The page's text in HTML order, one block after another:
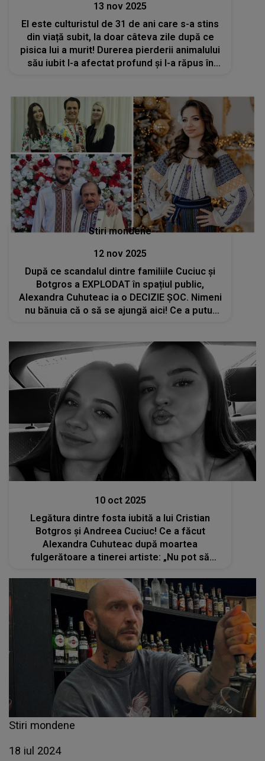
13 nov 2025
El este culturistul de 31 de ani care s-a stins
din viață subit, la doar câteva zile după ce
pisica lui a murit! Durerea pierderii animalului
său iubit l-a afectat profund și l-a răpus în
Stiri mondene
12 nov 2025
După ce scandalul dintre familiile Cuciuc și
Botgros a EXPLODAT în spațiul public,
Alexandra Cuhuteac ia o DECIZIE ȘOC. Nimeni
nu bănuia că o să se ajungă aici! Ce a putut
Actualitate
10 oct 2025
Legătura dintre fosta iubită a lui Cristian
Botgros și Andreea Cuciuc! Ce a făcut
Alexandra Cuhuteac după moartea
fulgerătoare a tinerei artiste: „Nu pot să
Stiri mondene
18 iul 2024